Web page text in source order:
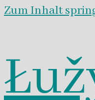
Zum Inhalt